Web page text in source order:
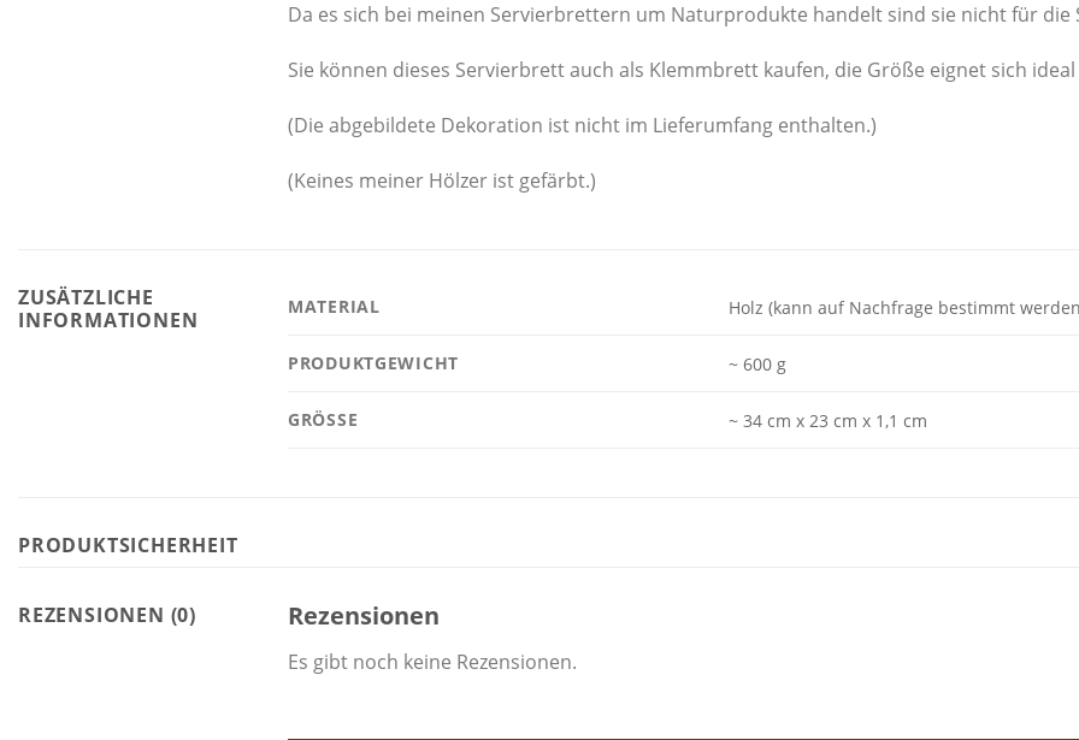
Da es sich bei meinen Servierbrettern um Naturprodukte handelt sind sie nicht für die
Sie können dieses Servierbrett auch als Klemmbrett kaufen, die Größe eignet sich
(Die abgebildete Dekoration ist nicht im Lieferumfang enthalten.)
(Keines meiner Hölzer ist gefärbt.)
ZUSÄTZLICHE
INFORMATIONEN
MATERIAL Holz (kann auf Nachfrage bestimmt
PRODUKTGEWICHT ~ 600 g
GRÖSSE ~ 34 cm x 23 cm x 1,1 cm
PRODUKTSICHERHEIT
REZENSIONEN (0) Rezensionen
Es gibt noch keine Rezensionen.